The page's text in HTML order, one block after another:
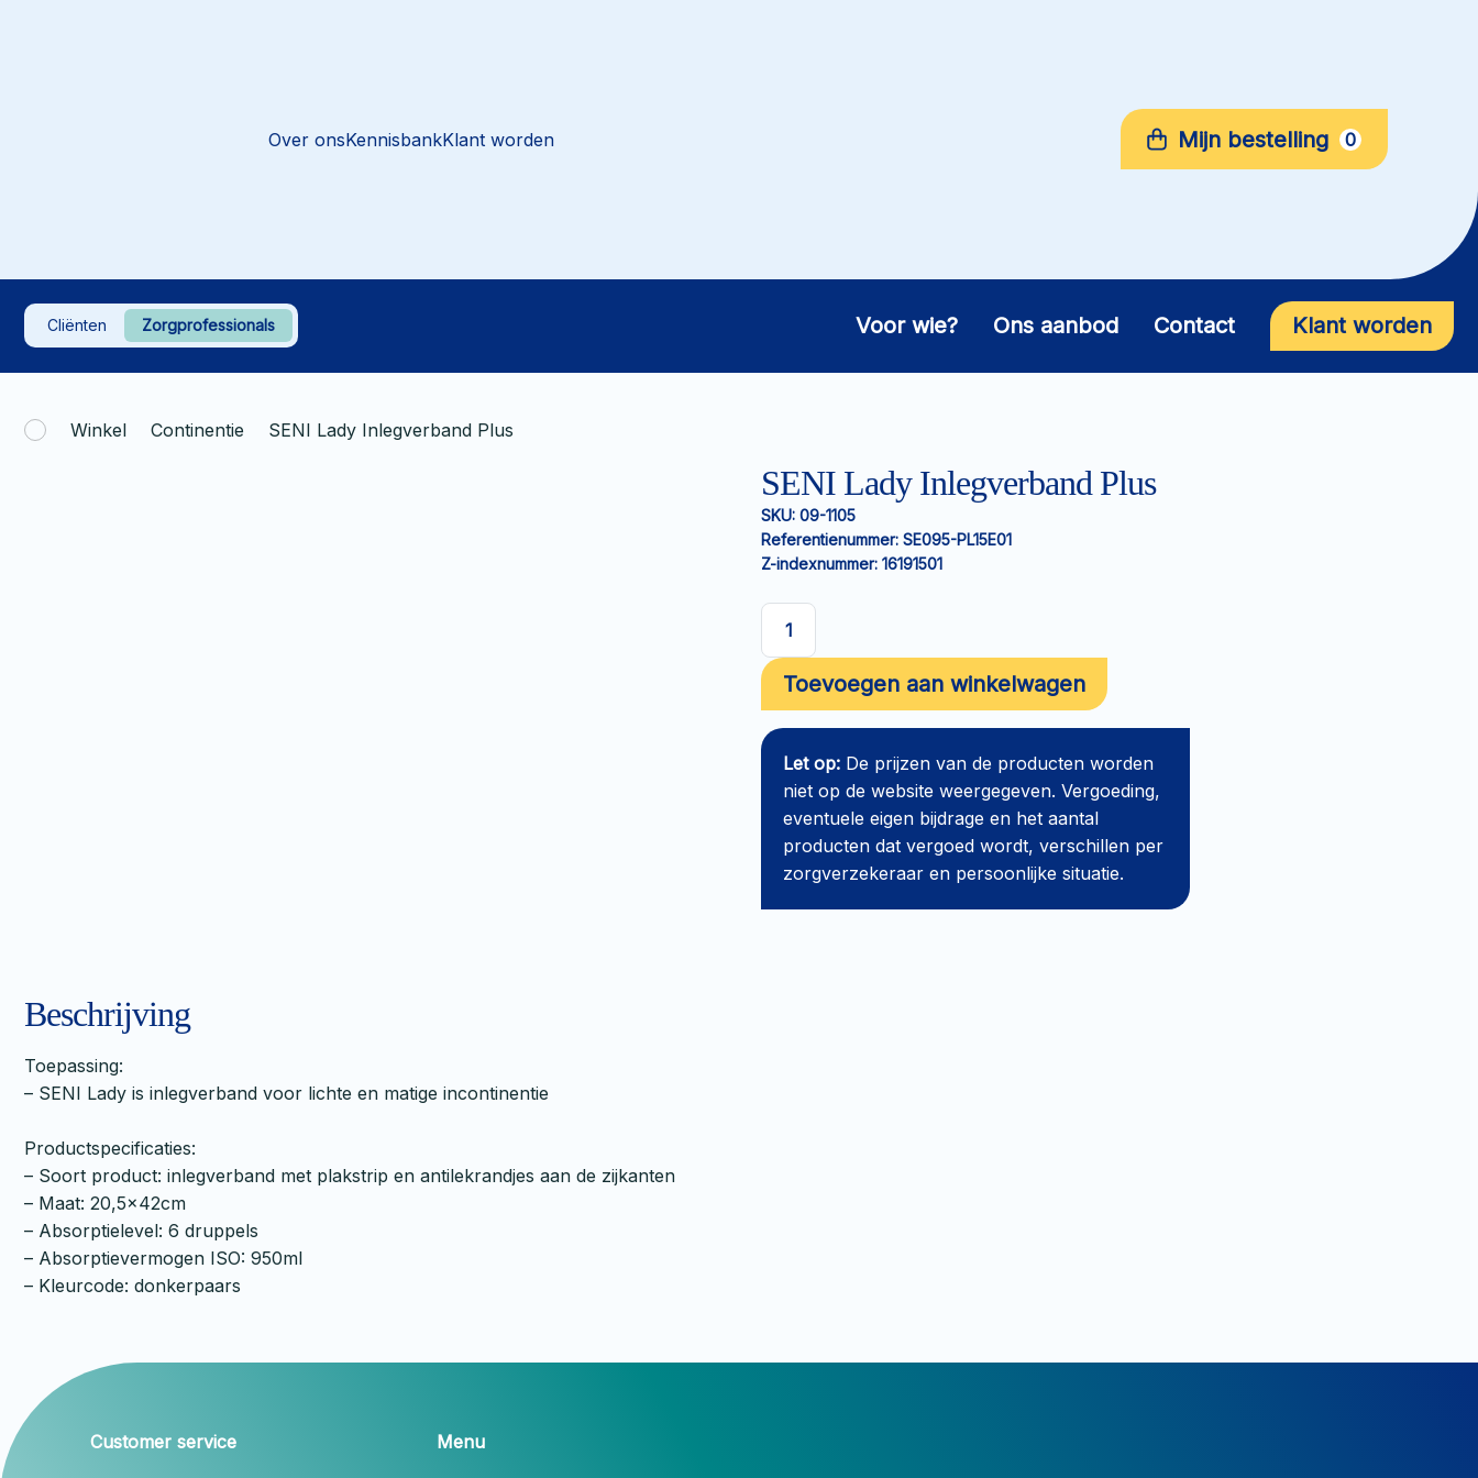
Over onsKennisbankKlant worden Mijn bestelling 0
Cliënten Zorgprofessionals Voor wie? Ons aanbod Contact Klant worden
Winkel Continentie SENI Lady Inlegverband Plus
SENI Lady Inlegverband Plus
SKU: 09-1105
Referentienummer: SE095-PL15E01
Z-indexnummer: 16191501
SENI
Lady
Inlegverband
Plus
aantal
Toevoegen aan winkelwagen
Let op: De prijzen van de producten worden
niet op de website weergegeven. Vergoeding,
eventuele eigen bijdrage en het aantal
producten dat vergoed wordt, verschillen per
zorgverzekeraar en persoonlijke situatie.
Beschrijving
Toepassing:
– SENI Lady is inlegverband voor lichte en matige incontinentie
Productspecificaties:
– Soort product: inlegverband met plakstrip en antilekrandjes aan de zijkanten
– Maat: 20,5x42cm
– Absorptielevel: 6 druppels
– Absorptievermogen ISO: 950ml
– Kleurcode: donkerpaars
Customer service Menu